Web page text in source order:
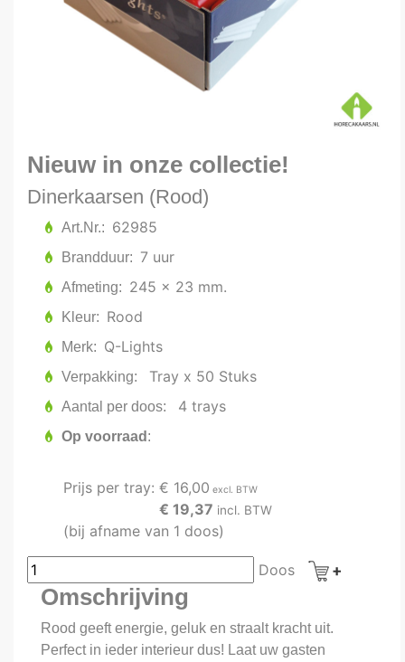
Nieuw in onze collectie!
Dinerkaarsen (Rood)
Art.Nr. 62985
Brandduur 7 uur
Afmeting 245 x 23 mm.
Kleur Rood
Merk Q-Lights
Verpakking Tray x 50 Stuks
Aantal per doos 4 trays
Op voorraad
Prijs per tray: € 16,00 excl. BTW
€ 19,37 incl. BTW
(bij afname van 1 doos)
Doos
Omschrijving
Rood geeft energie, geluk en straalt kracht uit.
Perfect in ieder interieur dus! Laat uw gasten